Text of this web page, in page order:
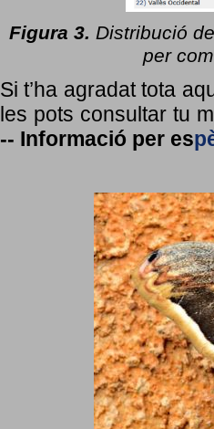
Figura 3. Distribució
per
Si t’ha agradat tota
les pots consultar tu
-- Informació per es